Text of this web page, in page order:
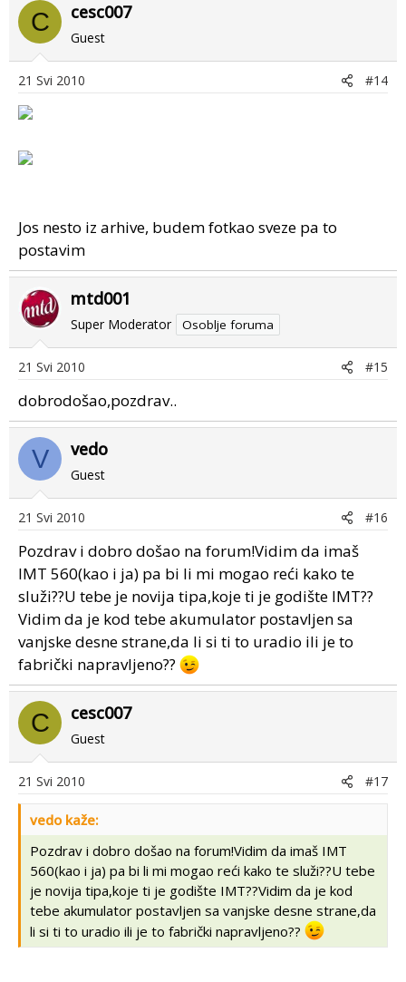
C cesc007
Guest
21 Svi 2010 #14
Jos nesto iz arhive, budem fotkao sveze pa to
postavim
mtd001
Super Moderator Osoblje foruma
21 Svi 2010 #15
dobrodošao,pozdrav..
V vedo
Guest
21 Svi 2010 #16
Pozdrav i dobro došao na forum!Vidim da imaš
IMT 560(kao i ja) pa bi li mi mogao reći kako te
služi??U tebe je novija tipa,koje ti je godište IMT??
Vidim da je kod tebe akumulator postavljen sa
vanjske desne strane,da li si ti to uradio ili je to
fabrički napravljeno??
C cesc007
Guest
21 Svi 2010 #17
vedo kaže:
Pozdrav i dobro došao na forum!Vidim da imaš IMT
560(kao i ja) pa bi li mi mogao reći kako te služi??U tebe
je novija tipa,koje ti je godište IMT??Vidim da je kod
tebe akumulator postavljen sa vanjske desne strane,da
li si ti to uradio ili je to fabrički napravljeno??